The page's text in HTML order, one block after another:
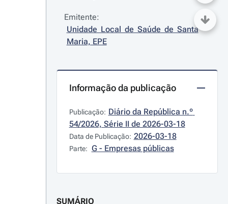
Emitente:
Unidade Local de Saúde de Santa
Maria, EPE
Informação da publicação
Publicação: Diário da República n.º
54/2026, Série II de 2026-03-18
Data de Publicação: 2026-03-18
Parte: G - Empresas públicas
SUMÁRIO